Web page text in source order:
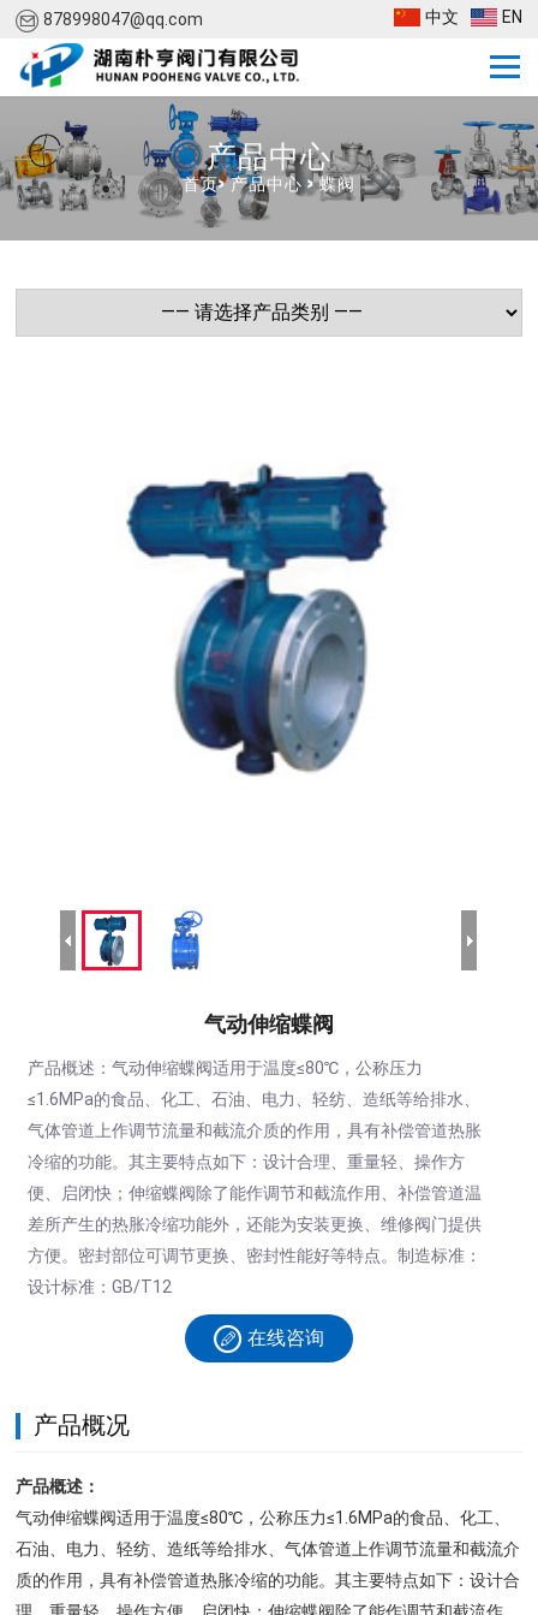
878998047@qq.com 中文 EN
产品中心
首页>产品中心 >蝶阀
气动伸缩蝶阀
产品概述：气动伸缩蝶阀适用于温度≤80℃，公称压力
≤1.6MPa的食品、化工、石油、电力、轻纺、造纸等给排水、
气体管道上作调节流量和截流介质的作用，具有补偿管道热胀
冷缩的功能。其主要特点如下：设计合理、重量轻、操作方
便、启闭快；伸缩蝶阀除了能作调节和截流作用、补偿管道温
差所产生的热胀冷缩功能外，还能为安装更换、维修阀门提供
方便。密封部位可调节更换、密封性能好等特点。制造标准：
设计标准：GB/T12
在线咨询
产品概况
产品概述：
气动伸缩蝶阀适用于温度≤80℃，公称压力≤1.6MPa的食品、化工、
石油、电力、轻纺、造纸等给排水、气体管道上作调节流量和截流介
质的作用，具有补偿管道热胀冷缩的功能。其主要特点如下：设计合